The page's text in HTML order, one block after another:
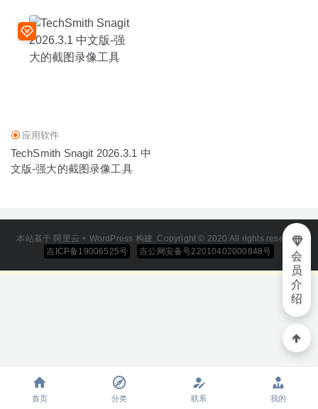
应用软件
TechSmith Snagit 2026.3.1 中
文版-强大的截图录像工具
本站基于 阿里云 + WordPress 构建. Copyright © 2020 All rights reserved
吉ICP备19006525号
吉公网安备号22010402000848号
会
员
介
绍
Dropshare 6.14-轻量简单的文件共享软件
Batch Photo Resizer 3.2(10) – 简单好用的批量无损调整照
片大小 2023-02-06
首页 分类 联系 我的